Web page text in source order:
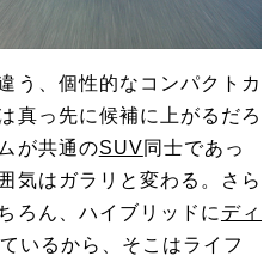
う、個性的なコンパクトカ
真っ先に候補に上がるだろ
が共通のSUV同士であっ
気はガラリと変わる。さら
ろん、ハイブリッドに ディ
いるから、そこはライフ